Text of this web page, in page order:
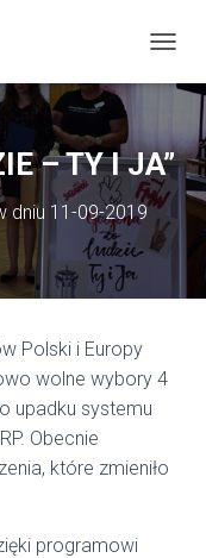
R
Ł
Ą
C
Z
N
C
– TY I JA”
dniu 11-09-2019
Polski i Europy
wolne wybory 4
upadku systemu
Obecnie
które zmieniło
programowi